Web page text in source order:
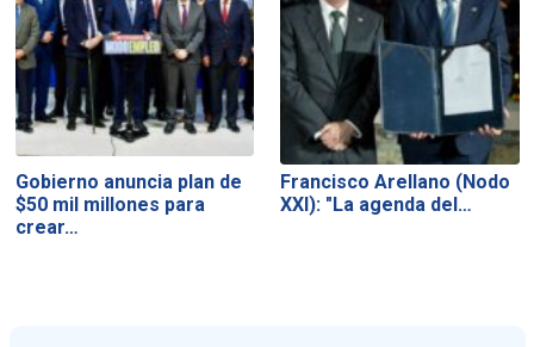
Gobierno anuncia plan de
$50 mil millones para
crear…
Francisco Arellano (Nodo
XXI): "La agenda del…